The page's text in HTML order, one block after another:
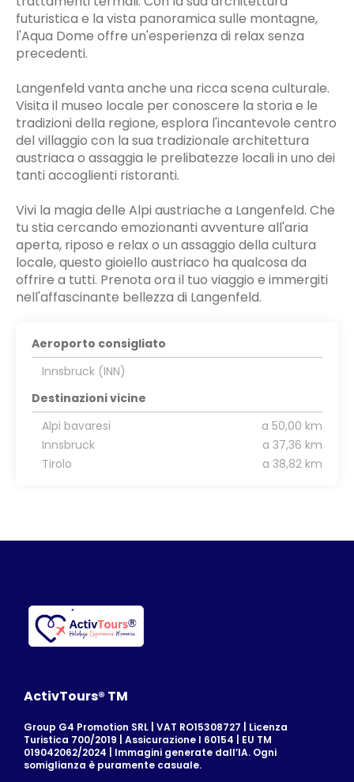
futuristica e la vista panoramica sulle montagne,
l'Aqua Dome offre un'esperienza di relax senza
precedenti.
Langenfeld vanta anche una ricca scena culturale.
Visita il museo locale per conoscere la storia e le
tradizioni della regione, esplora l'incantevole centro
del villaggio con la sua tradizionale architettura
austriaca o assaggia le prelibatezze locali in uno dei
tanti accoglienti ristoranti.
Vivi la magia delle Alpi austriache a Langenfeld. Che
tu stia cercando emozionanti avventure all'aria
aperta, riposo e relax o un assaggio della cultura
locale, questo gioiello austriaco ha qualcosa da
offrire a tutti. Prenota ora il tuo viaggio e immergiti
nell'affascinante bellezza di Langenfeld.
Aeroporto consigliato
Innsbruck (INN)
Destinazioni vicine
Alpi bavaresi
a 50,00 km
Innsbruck
a 37,36 km
Tirolo
a 38,82 km
ActivTours® TM
Group G4 Promotion SRL | VAT RO15308727 | Licenza
Turistica 700/2019 | Assicurazione I 60154 | EU TM
019042062/2024 | Immagini generate dall’IA. Ogni
somiglianza è puramente casuale.